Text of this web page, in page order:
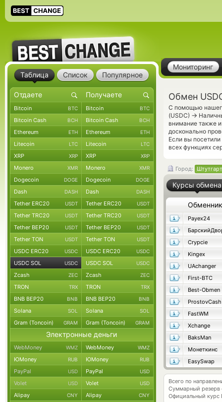
Мониторинг
Обмен
С помощью
(USDC) →
внимание также
досконально
Если вы
всех функциях
Город: Штутгарт
Курсы обмена
Обменник
Payex24
Crypcie
Kingex
UAchanger
First-BTC
Best-Obmen
ProstovCash
FastWM
Xchange
BaksMan
Монеткинс
EasySwap
Всего по
Суммарный резерв
Официальный курс
Таблица Список Популярное
Bitcoin BTC Bitcoin BTC
Bitcoin Cash BCH Bitcoin Cash BCH
Ethereum ETH Ethereum ETH
Litecoin LTC Litecoin LTC
XRP XRP XRP XRP
Monero XMR Monero XMR
Dogecoin DOGE Dogecoin DOGE
Dash DASH Dash DASH
Tether ERC20 USDT Tether ERC20 USDT
Tether TRC20 USDT Tether TRC20 USDT
Tether BEP20 USDT Tether BEP20 USDT
Tether TON USDT Tether TON USDT
USDC ERC20 USDC USDC ERC20 USDC
USDC SOL USDC USDC SOL USDC
Zcash ZEC Zcash ZEC
TRON TRX TRON TRX
BNB BEP20 BNB BNB BEP20 BNB
Solana SOL Solana SOL
Gram (Toncoin) GRAM Gram (Toncoin) GRAM
Электронные деньги
WebMoney WMZ WebMoney WMZ
ЮMoney RUB ЮMoney RUB
PayPal USD PayPal USD
Volet USD Volet USD
Alipay CNY Alipay CNY